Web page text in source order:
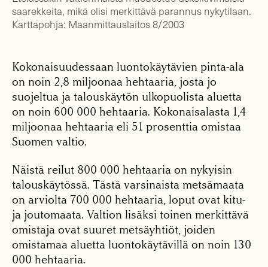
saarekkeita, mikä olisi merkittävä parannus nykytilaan.
Karttapohja: Maanmittauslaitos 8/2003
Kokonaisuudessaan luontokäytävien pinta-ala
on noin 2,8 miljoonaa hehtaaria, josta jo
suojeltua ja talouskäytön ulkopuolista aluetta
on noin 600 000 hehtaaria. Kokonaisalasta 1,4
miljoonaa hehtaaria eli 51 prosenttia omistaa
Suomen valtio.
Näistä reilut 800 000 hehtaaria on nykyisin
talouskäytössä. Tästä varsinaista metsämaata
on arviolta 700 000 hehtaaria, loput ovat kitu-
ja joutomaata. Valtion lisäksi toinen merkittävä
omistaja ovat suuret metsäyhtiöt, joiden
omistamaa aluetta luontokäytävillä on noin 130
000 hehtaaria.